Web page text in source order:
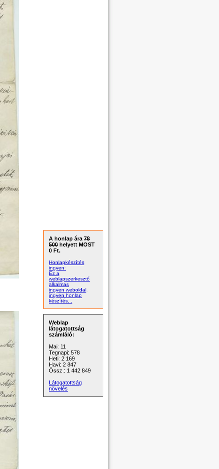
A honlap ára 78
500 helyett MOST
0 Ft.
Honlapkészítés
ingyen:
Ez a
weblapszerkesztő
alkalmas
ingyen weboldal,
ingyen honlap
készítés...
Weblap
látogatottság
számláló:
Mai: 11
Tegnapi: 578
Heti: 2 169
Havi: 2 847
Össz.: 1 442 849
Látogatottság
növelés